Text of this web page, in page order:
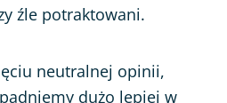
źle potraktowani.
neutralnej opinii,
dużo lepiej w